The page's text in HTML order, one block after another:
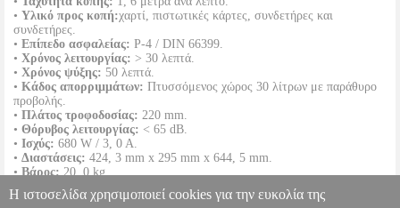
• Υλικό προς κοπή:χαρτί, πιστωτικές κάρτες, συνδετήρες και
συνδετήρες.
• Επίπεδο ασφαλείας: P-4 / DIN 66399.
• Χρόνος λειτουργίας: > 30 λεπτά.
• Χρόνος ψύξης: 50 λεπτά.
• Κάδος απορριμμάτων: Πτυσσόμενος χώρος 30 λίτρων με παράθυρο
προβολής.
• Πλάτος τροφοδοσίας: 220 mm.
• Θόρυβος λειτουργίας: < 65 dB.
• Ισχύς: 680 W / 3, 0 A.
• Διαστάσεις: 424, 3 mm x 295 mm x 644, 5 mm.
•Βάρος:20, 0 kg.
•
Χρώμα: Λευκό.
• Εγγύηση:2 χρόνια.DOA 7 ημερών
Η ιστοσελίδα χρησιμοποιεί cookies για την ευκολία της